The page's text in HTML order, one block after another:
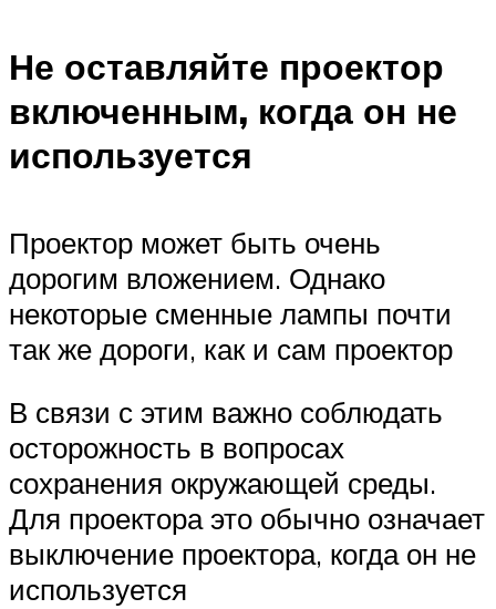
Не оставляйте проектор
включенным, когда он не
используется
Проектор может быть очень
дорогим вложением. Однако
некоторые сменные лампы почти
так же дороги, как и сам проектор
В связи с этим важно соблюдать
осторожность в вопросах
сохранения окружающей среды.
Для проектора это обычно означает
выключение проектора, когда он не
используется